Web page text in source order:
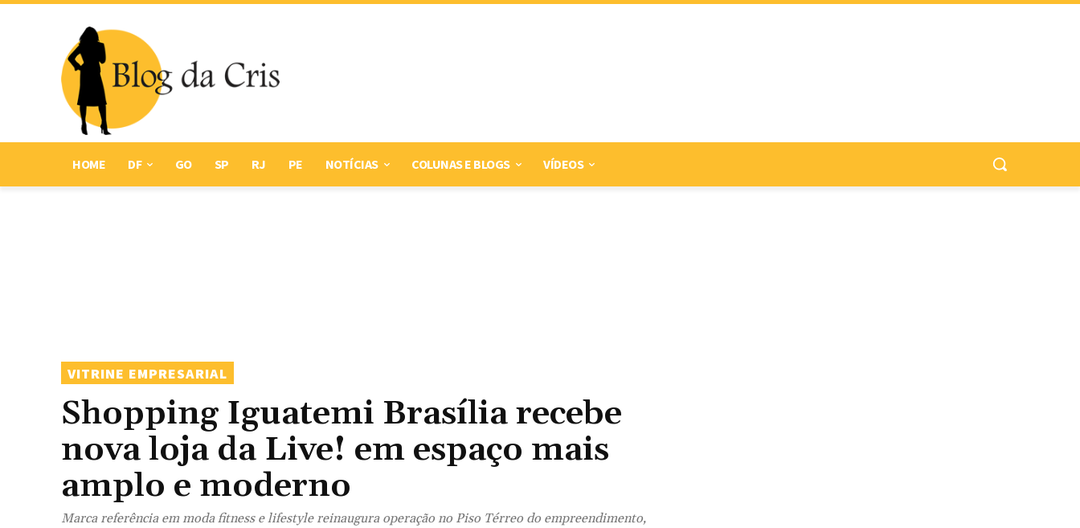
HOME DF GO SP RJ PE NOTÍCIAS COLUNAS E BLOGS VÍDEOS
VITRINE EMPRESARIAL
Shopping Iguatemi Brasília recebe
nova loja da Live! em espaço mais
amplo e moderno
Marca referência em moda fitness e lifestyle reinaugura operação no Piso Térreo do empreendimento,